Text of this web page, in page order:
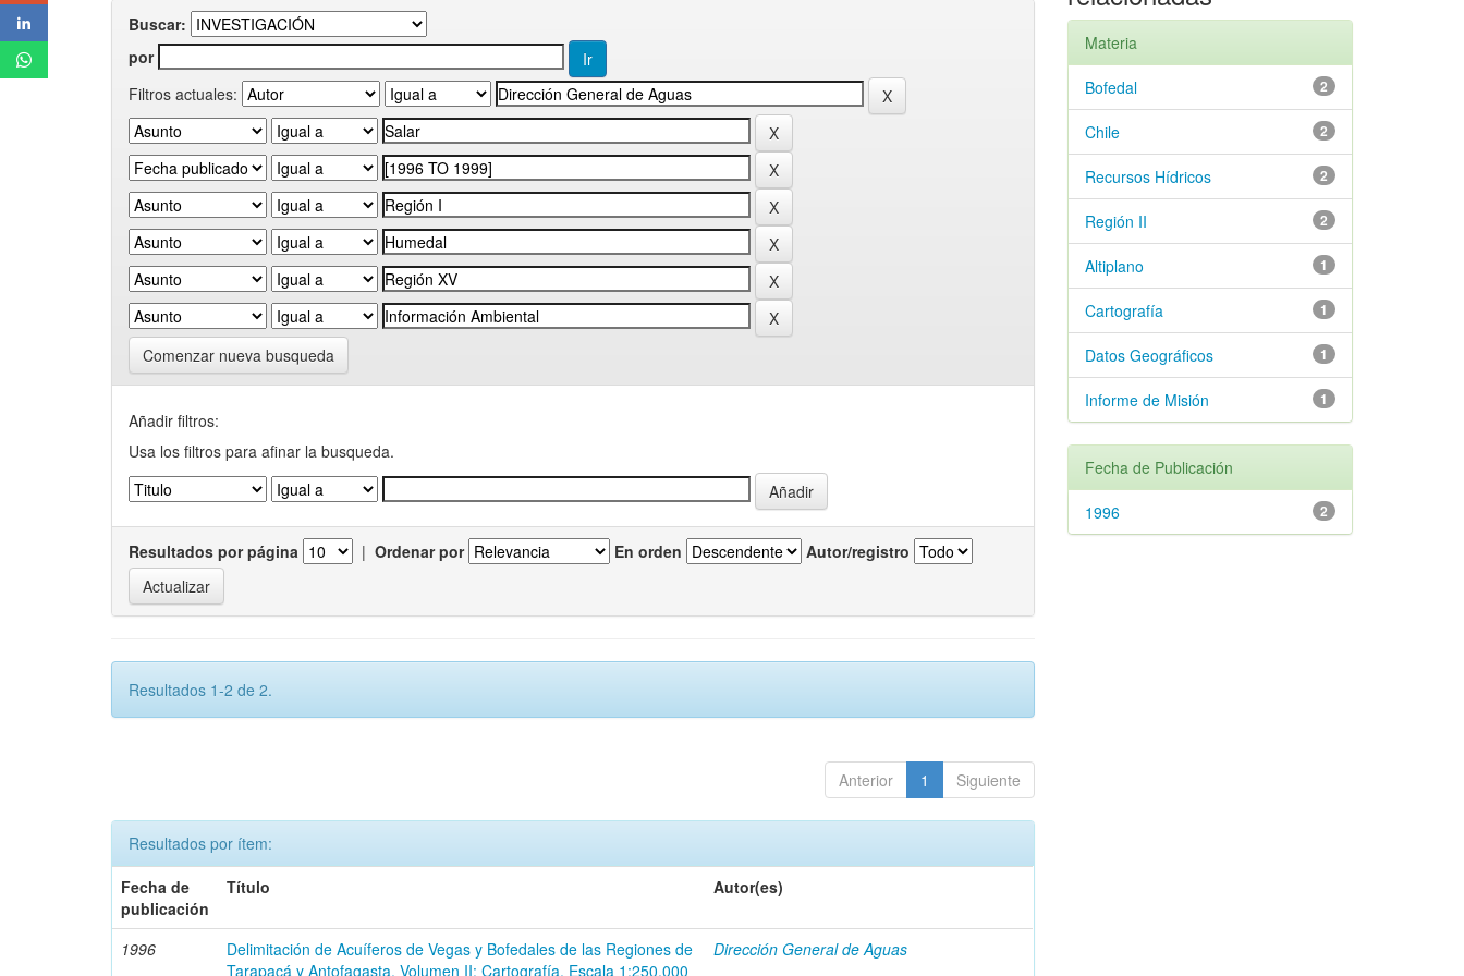
Buscar:
por
Filtros actuales:
Comenzar nueva busqueda
Añadir filtros:
Usa los filtros para afinar la busqueda.
Resultados por página | Ordenar por En orden Autor/registro
Resultados 1-2 de 2.
Anterior 1 Siguiente
Resultados por ítem:
Fecha de
publicación
Título Autor(es)
1996
Delimitación de Acuíferos de Vegas y Bofedales de las Regiones de
Tarapacá y Antofagasta. Volumen II: Cartografía. Escala 1:250.000
Dirección General de Aguas
Materia
2
Bofedal
2
Chile
2
Recursos Hídricos
2
Región II
1
Altiplano
1
Cartografía
1
Datos Geográficos
1
Informe de Misión
Fecha de Publicación
2
1996